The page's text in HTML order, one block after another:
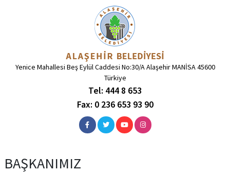
Yenice Mahallesi Beş Eylül Caddesi No:30/A Alaşehir MANİSA 45600
Türkiye
Tel: 444 8 653
Fax: 0 236 653 93 90
BAŞKANIMIZ